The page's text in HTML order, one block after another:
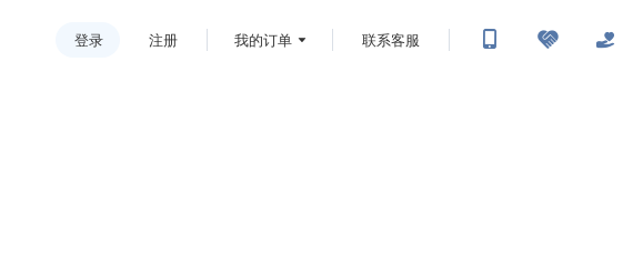
登录 注册 我的订单 联系客服